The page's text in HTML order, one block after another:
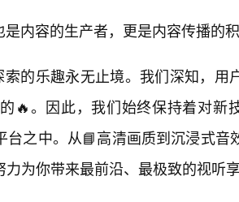
内容的生产者，更是内容传播的积
的乐趣永无止境。我们深知，用
🔥。因此，我们始终保持着对新
之中。从📘高清画质到沉浸式音
为你带来最前沿、最极致的视听享